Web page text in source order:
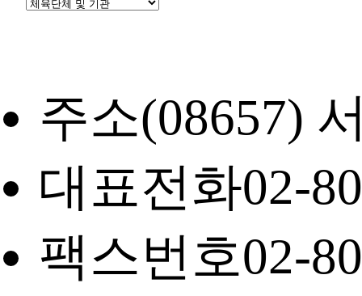
주소(08657)
대표전화02-
팩스번호02-